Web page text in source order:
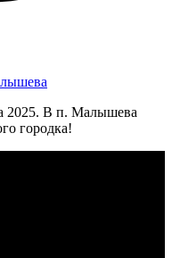
2025. В п. Малышева
городка!